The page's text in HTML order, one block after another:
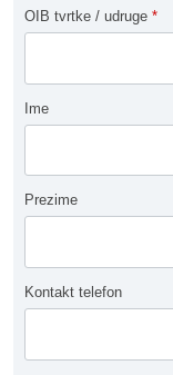
OIB tvrtke / udruge *
Ime
Prezime
Kontakt telefon